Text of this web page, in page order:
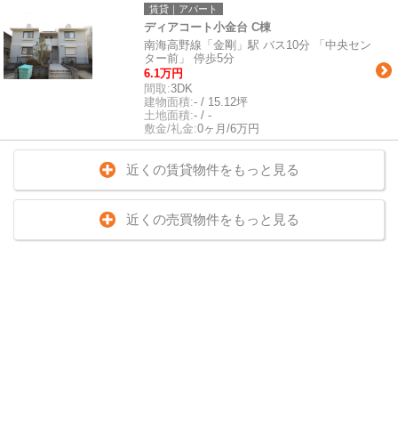
賃貸｜アパート
ディアコート小金台 C棟
南海高野線「金剛」駅 バス10分 「中央セン
ター前」 停歩5分
6.1万円
間取:3DK
建物面積:- / 15.12坪
土地面積:- / -
敷金/礼金:0ヶ月/6万円
近くの賃貸物件をもっと見る
近くの売買物件をもっと見る